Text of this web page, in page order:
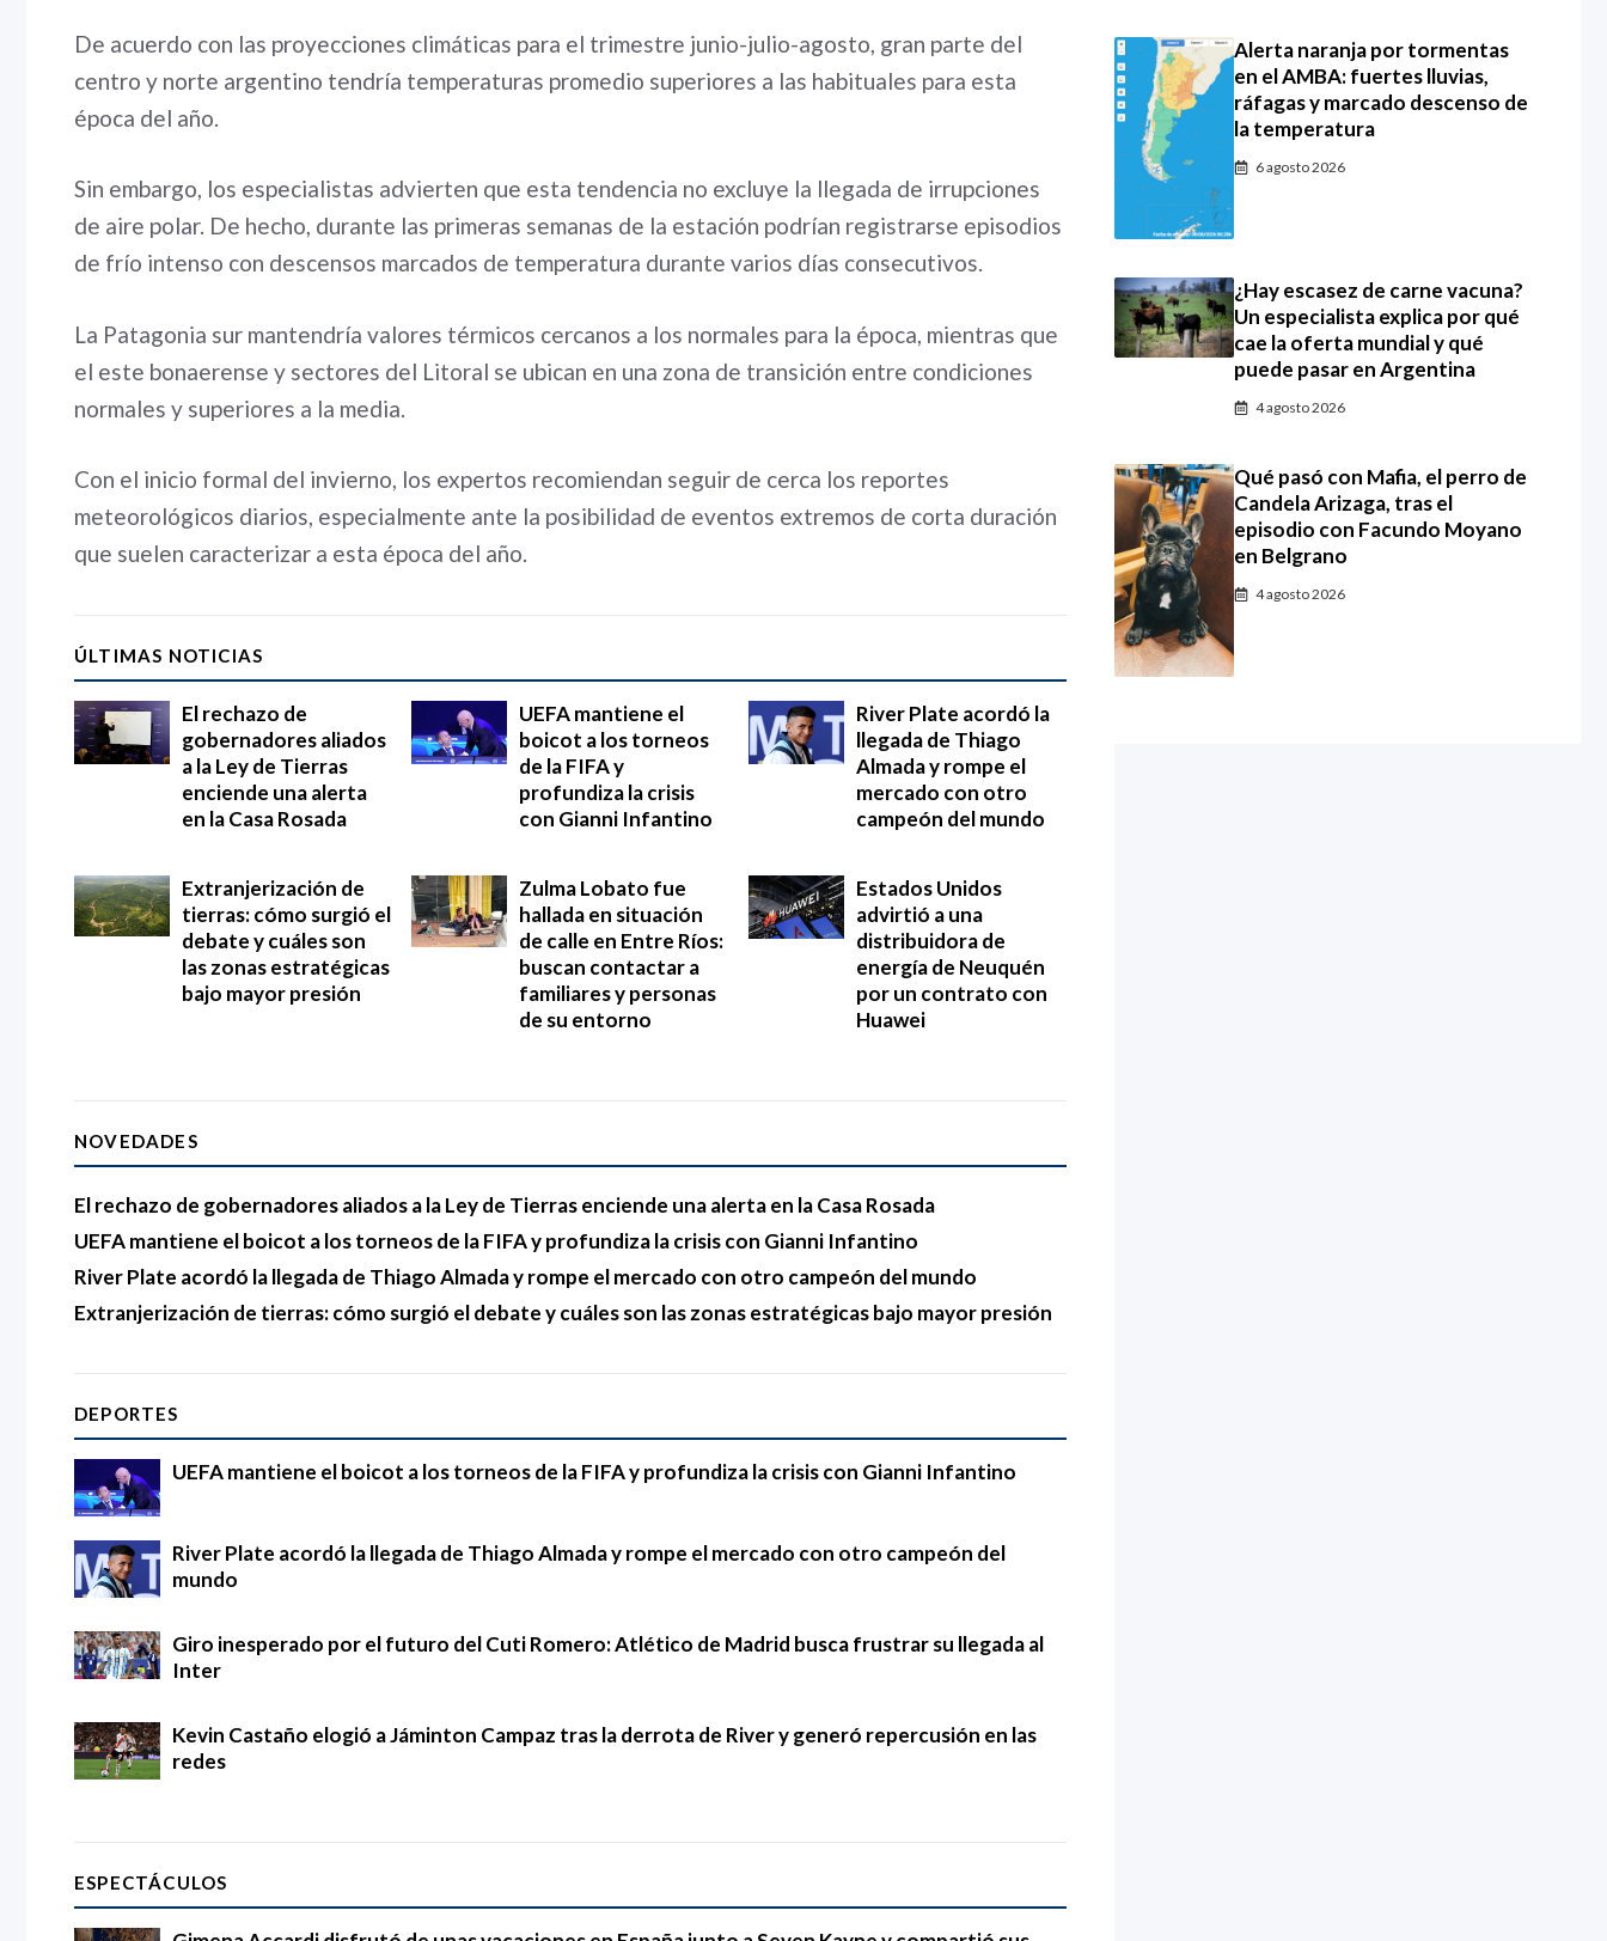
De acuerdo con las proyecciones climáticas para el trimestre junio-julio-agosto, gran parte del
centro y norte argentino tendría temperaturas promedio superiores a las habituales para esta
época del año.
Sin embargo, los especialistas advierten que esta tendencia no excluye la llegada de irrupciones
de aire polar. De hecho, durante las primeras semanas de la estación podrían registrarse episodios
de frío intenso con descensos marcados de temperatura durante varios días consecutivos.
La Patagonia sur mantendría valores térmicos cercanos a los normales para la época, mientras que
el este bonaerense y sectores del Litoral se ubican en una zona de transición entre condiciones
normales y superiores a la media.
Con el inicio formal del invierno, los expertos recomiendan seguir de cerca los reportes
meteorológicos diarios, especialmente ante la posibilidad de eventos extremos de corta duración
que suelen caracterizar a esta época del año.
ÚLTIMAS NOTICIAS
El rechazo de
gobernadores aliados
a la Ley de Tierras
enciende una alerta
en la Casa Rosada
UEFA mantiene el
boicot a los torneos
de la FIFA y
profundiza la crisis
con Gianni Infantino
River Plate acordó la
llegada de Thiago
Almada y rompe el
mercado con otro
campeón del mundo
Extranjerización de
tierras: cómo surgió el
debate y cuáles son
las zonas estratégicas
bajo mayor presión
Zulma Lobato fue
hallada en situación
de calle en Entre Ríos:
buscan contactar a
familiares y personas
de su entorno
Estados Unidos
advirtió a una
distribuidora de
energía de Neuquén
por un contrato con
Huawei
NOVEDADES
El rechazo de gobernadores aliados a la Ley de Tierras enciende una alerta en la Casa Rosada
UEFA mantiene el boicot a los torneos de la FIFA y profundiza la crisis con Gianni Infantino
River Plate acordó la llegada de Thiago Almada y rompe el mercado con otro campeón del mundo
Extranjerización de tierras: cómo surgió el debate y cuáles son las zonas estratégicas bajo mayor presión
DEPORTES
UEFA mantiene el boicot a los torneos de la FIFA y profundiza la crisis con Gianni Infantino
River Plate acordó la llegada de Thiago Almada y rompe el mercado con otro campeón del
mundo
Giro inesperado por el futuro del Cuti Romero: Atlético de Madrid busca frustrar su llegada al
Inter
Kevin Castaño elogió a Jáminton Campaz tras la derrota de River y generó repercusión en las
redes
ESPECTÁCULOS
Alerta naranja por tormentas
en el AMBA: fuertes lluvias,
ráfagas y marcado descenso de
la temperatura
6 agosto 2026
¿Hay escasez de carne vacuna?
Un especialista explica por qué
cae la oferta mundial y qué
puede pasar en Argentina
4 agosto 2026
Qué pasó con Mafia, el perro de
Candela Arizaga, tras el
episodio con Facundo Moyano
en Belgrano
4 agosto 2026